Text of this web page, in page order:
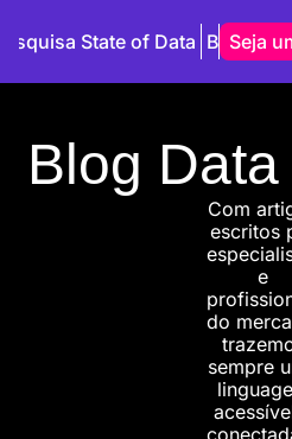
State of Data BlogSeja
Blog
Com
escritos
e
do
sempre